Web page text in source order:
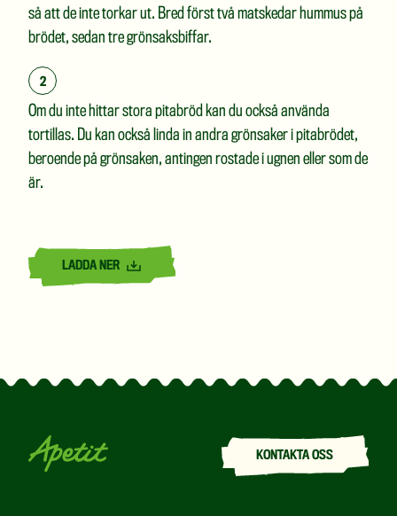
så att de inte torkar ut. Bred först två matskedar hummus på
brödet, sedan tre grönsaksbiffar.
Om du inte hittar stora pitabröd kan du också använda
tortillas. Du kan också linda in andra grönsaker i pitabrödet,
beroende på grönsaken, antingen rostade i ugnen eller som de
är.
LADDA NER
KONTAKTA OSS